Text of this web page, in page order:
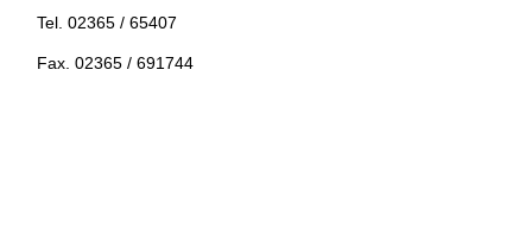
Tel. 02365 / 65407
Fax. 02365 / 691744